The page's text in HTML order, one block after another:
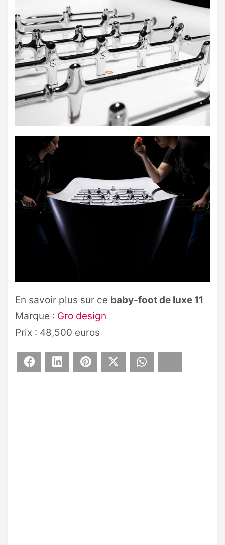
En savoir plus sur ce baby-foot de luxe 11
Marque : Gro design
Prix : 48,500 euros
Facebook LinkedIn Pinterest